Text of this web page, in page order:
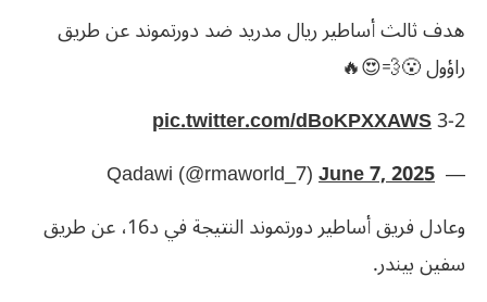
هدف ثالث أساطير ريال مدريد ضد دورتموند عن طريق
راؤول 😮‍💨😍🔥
3-2
pic.twitter.com/dBoKPXXAWS
— ‏ Qadawi (@rmaworld_7)
June 7, 2025
وعادل فريق أساطير دورتموند النتيجة في د16، عن طريق
سفين بيندر.